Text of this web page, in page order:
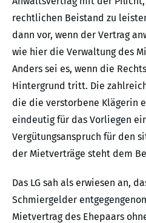
rechtlichen Beistand zu
dann vor, wenn der Vertrag
wie hier die Verwaltung des
Anders sei es, wenn die
Hintergrund tritt. Die
die die verstorbene Klägerin
eindeutig für das Vorliegen
Vergütungsanspruch für den
der Mietverträge steht dem
Das LG sah als erwiesen an,
Schmiergelder
Mietvertrag des Ehepaars